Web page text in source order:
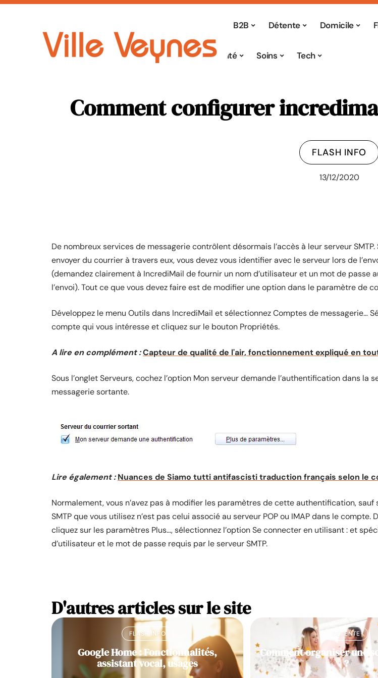
B2B Détente Domicile
Parentalité Soins Tech
Comment configurer
FLASH INFO
13/12/2020
De nombreux services de messagerie contrôlent désormais l’accès à leur serveur SMTP.
envoyer du courrier à travers eux, vous devez vous identifier avec le serveur lors de
(demandez clairement à IncrediMail de fournir un nom d’utilisateur et un mot de passe
l’envoi). Tout ce que vous devez faire est de modifier une option dans le paramètre de
Développez le menu Outils dans IncrediMail et sélectionnez Comptes de messagerie…
compte qui vous intéresse et cliquez sur le bouton Propriétés.
A lire en complément :Capteur de qualité de l'air, fonctionnement expliqué en
Sous l’onglet Serveurs, cochez l’option Mon serveur demande l’authentification dans la
messagerie sortante.
Lire également : Nuances de Siamo tutti antifascisti traduction français selon le
Normalement, vous n’avez pas à modifier les paramètres de cette authentification, sauf
SMTP que vous utilisez n’est pas celui associé au serveur POP ou IMAP dans le compte.
cliquez sur les paramètres Plus…, sélectionnez l’option Se connecter en utilisant : et
d’utilisateur et le mot de passe requis par le serveur SMTP.
D'autres articles sur le site
FLASH INFO
Google Home : Fonctionnalités,
assistant vocal, usages
DÉTENTE
Comment organiser une
?